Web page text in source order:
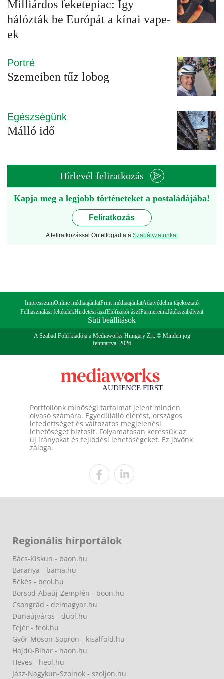
Milliárdos feketepiac: Így
hálózták be Európát a kínai vape-
ek
Portré
Szemeiben tűz lobog
Egészségünk
Málló idő
Hírlevél feliratkozás
Kapja meg a legjobb történeteket a postaládájába!
Feliratkozás
A feliratkozással Ön elfogadta a Szabályzatunkat
ImpresszumOnline médiaajánlatPrint médiaajánlatAdatvédelmi tájékoztató
Felhasználási feltételekHirdetési ászfElőfizetői ászfPartnereinkJátékszabályzat
Süti beállítások
A Szabad Föld kiadója a Mediaworks Hungary Zrt. © Minden jog
fenntartva. 2026
Portfóliónk minőségi tartalmat jelent minden
olvasó számára. Egyedülálló elérést, országos
lefedettséget és változatos megjelenési
lehetőséget biztosít. Folyamatosan keressük az
új irányokat és fejlődési lehetőségeket. Ez jövőnk
záloga.
Regionális hírportálok
Bács-Kiskun - baon.hu
Baranya - bama.hu
Békés - beol.hu
Borsod-Abaúj-Zemplén - boon.hu
Csongrád - delmagyar.hu
Dunaújváros - duol.hu
Fejér - feol.hu
Győr-Moson-Sopron - kisalfold.hu
Hajdú-Bihar - haon.hu
Heves - heol.hu
Jász-Nagykun-Szolnok - szoljon.hu